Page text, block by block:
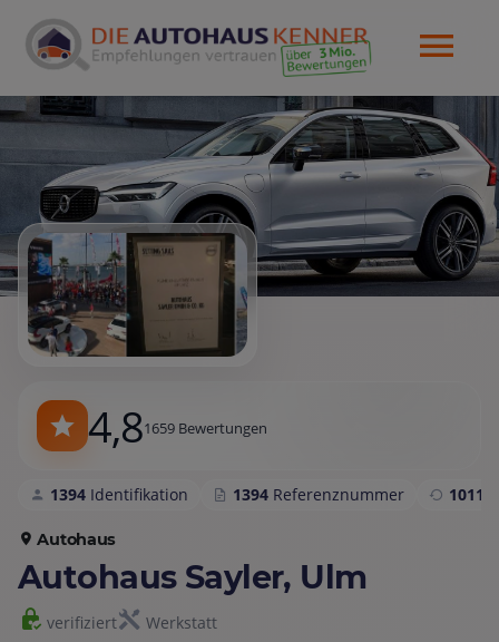
4,81659 Bewertungen
1394 Identifikation 1394 Referenznummer 1011
Autohaus
Autohaus Sayler, Ulm
verifiziert Werkstatt